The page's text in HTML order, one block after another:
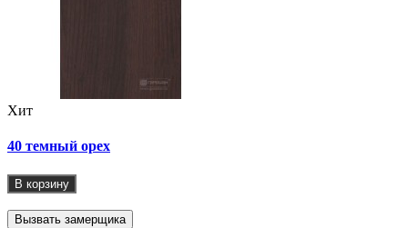
Хит
40 темный орех
В корзину
Вызвать замерщика